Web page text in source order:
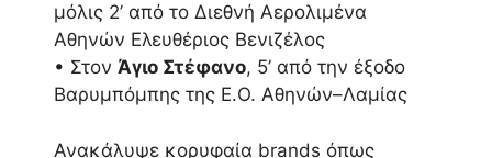
μόλις 2’ από το Διεθνή Αερολιμένα
Αθηνών Ελευθέριος Βενιζέλος
• Στον Άγιο Στέφανο, 5’ από την έξοδο
Βαρυμπόμπης της Ε.Ο. Αθηνών–Λαμίας
Ανακάλυψε κορυφαία brands όπως